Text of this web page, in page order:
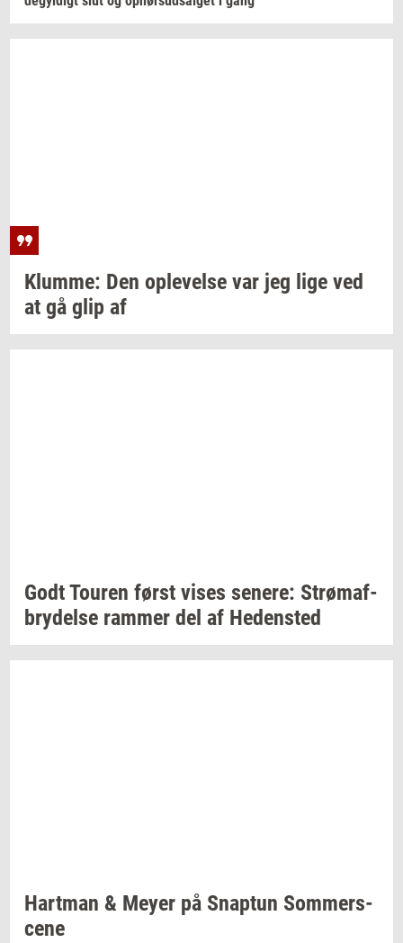
Klum­me: Den op­le­vel­se var jeg lige ved
at gå glip af
GodtTou­ren først vises se­ne­re: Strø­maf­
bry­del­se ram­mer del af He­den­sted
Hart­man & Meyer på Snap­tun Som­mer­s­
ce­ne